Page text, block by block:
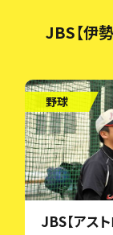
JBS【伊
野球
JBS【アス